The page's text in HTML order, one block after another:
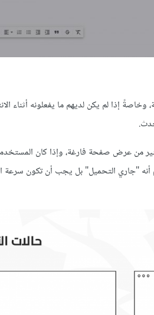
إذا لم يكن لديهم ما يفعلونه أثناء
من عرض صفحة فارغة، وإذا كان
أنه "جاري التحميل" بل يجب أن تكون سرعة